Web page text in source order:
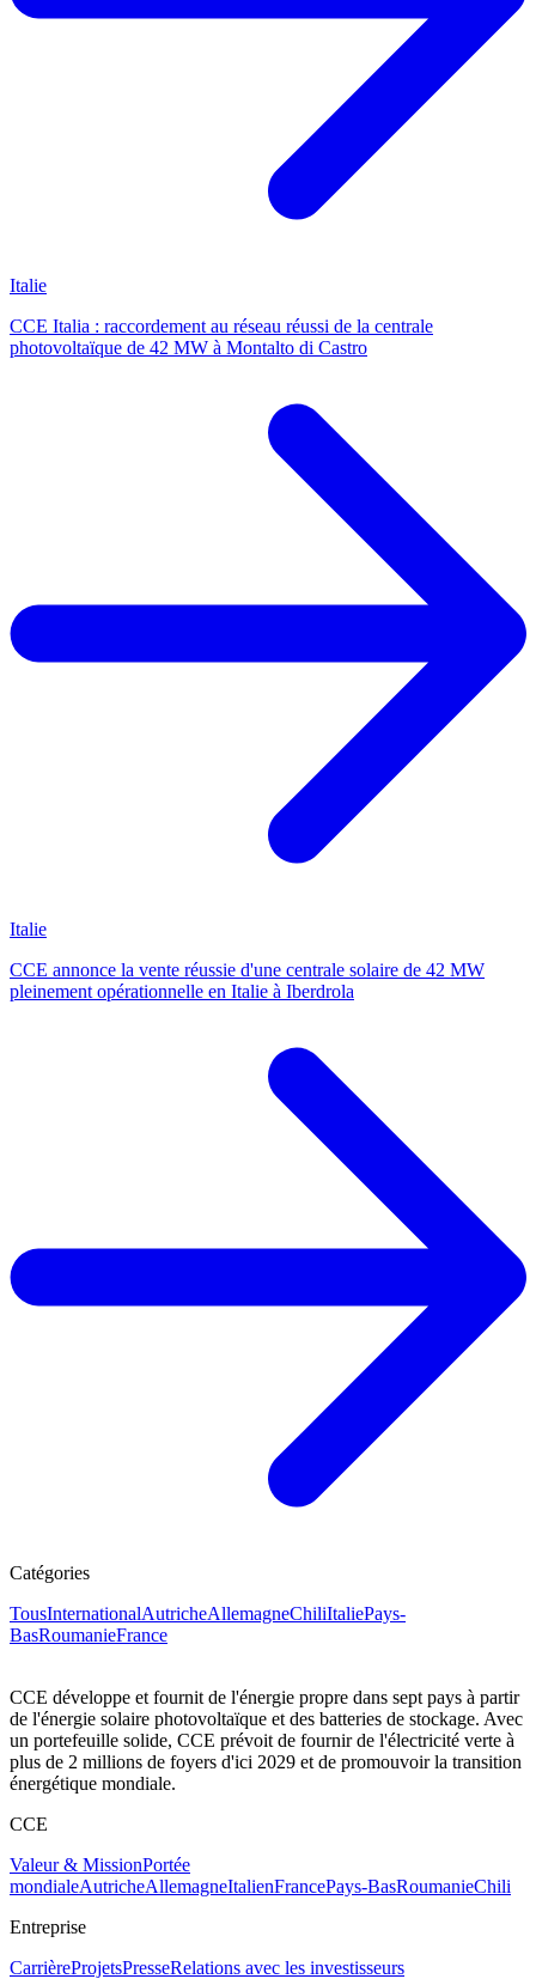
Italie
CCE Italia : raccordement au réseau réussi de la centrale
photovoltaïque de 42 MW à Montalto di Castro
Italie
CCE annonce la vente réussie d'une centrale solaire de 42 MW
pleinement opérationnelle en Italie à Iberdrola
Catégories
TousInternationalAutricheAllemagneChiliItaliePays-
BasRoumanieFrance
CCE développe et fournit de l'énergie propre dans sept pays à partir
de l'énergie solaire photovoltaïque et des batteries de stockage. Avec
un portefeuille solide, CCE prévoit de fournir de l'électricité verte à
plus de 2 millions de foyers d'ici 2029 et de promouvoir la transition
énergétique mondiale.
CCE
Valeur & MissionPortée
mondialeAutricheAllemagneItalienFrancePays-BasRoumanieChili
Entreprise
CarrièreProjetsPresseRelations avec les investisseurs